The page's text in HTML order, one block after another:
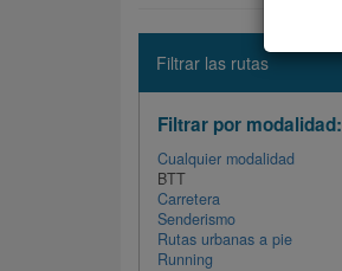
Filtrar las rutas
Filtrar por modalidad:
Cualquier modalidad
BTT
Carretera
Senderismo
Rutas urbanas a pie
Running